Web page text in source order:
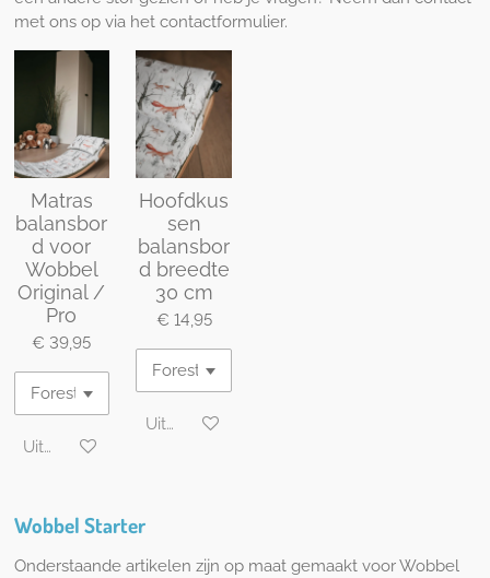
met ons op via het contactformulier.
Matras
balansbor
d voor
Wobbel
Original /
Pro
€ 39,95
Uitgeschakeld
Hoofdkus
sen
balansbor
d breedte
30 cm
€ 14,95
Uitgeschakeld
Wobbel Starter
Onderstaande artikelen zijn op maat gemaakt voor Wobbel